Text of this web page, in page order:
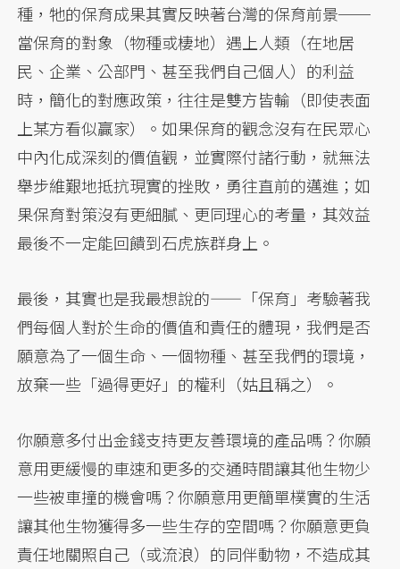
種，牠的保育成果其實反映著台灣的保育前景──
當保育的對象（物種或棲地）遇上人類（在地居
民、企業、公部門、甚至我們自己個人）的利益
時，簡化的對應政策，往往是雙方皆輸（即使表面
上某方看似贏家）。如果保育的觀念沒有在民眾心
中內化成深刻的價值觀，並實際付諸行動，就無法
舉步維艱地抵抗現實的挫敗，勇往直前的邁進；如
果保育對策沒有更細膩、更同理心的考量，其效益
最後不一定能回饋到石虎族群身上。
最後，其實也是我最想說的——「保育」考驗著我
們每個人對於生命的價值和責任的體現，我們是否
願意為了一個生命、一個物種、甚至我們的環境，
放棄一些「過得更好」的權利（姑且稱之）。
你願意多付出金錢支持更友善環境的產品嗎？你願
意用更緩慢的車速和更多的交通時間讓其他生物少
一些被車撞的機會嗎？你願意用更簡單樸實的生活
讓其他生物獲得多一些生存的空間嗎？你願意更負
責任地關照自己（或流浪）的同伴動物，不造成其